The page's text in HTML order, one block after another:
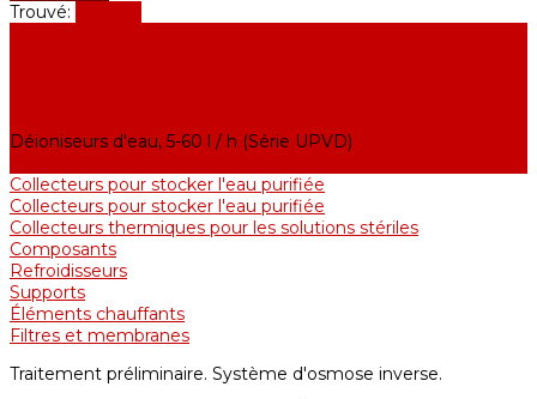
Trouvé:
Déioniseurs d'eau, 5-60 l / h (Série UPVD)
Collecteurs pour stocker l'eau purifiée
Collecteurs pour stocker l'eau purifiée
Collecteurs thermiques pour les solutions stériles
Composants
Refroidisseurs
Supports
Éléments chauffants
Filtres et membranes
Traitement préliminaire. Système d'osmose inverse.